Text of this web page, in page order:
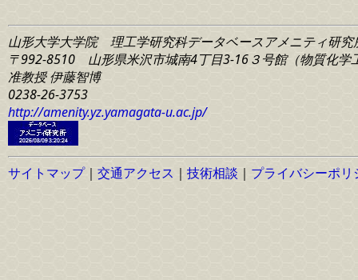
山形大学大学院 理工学研究科データベースアメニティ研究
〒992-8510 山形県米沢市城南4丁目3-16３号館（物質化学
准教授 伊藤智博
0238-26-3753
http://amenity.yz.yamagata-u.ac.jp/
サイトマップ｜ 交通アクセス ｜ 技術相談 ｜ プライバシーポリ